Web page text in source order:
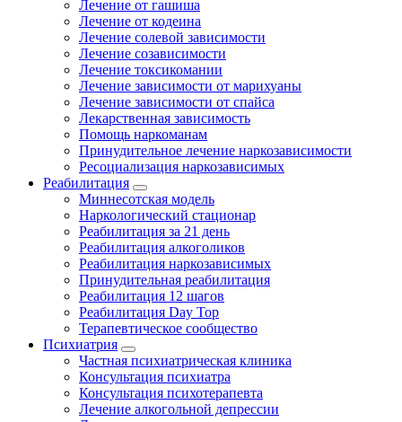
Лечение от гашиша
Лечение от кодеина
Лечение солевой зависимости
Лечение созависимости
Лечение токсикомании
Лечение зависимости от марихуаны
Лечение зависимости от спайса
Лекарственная зависимость
Помощь наркоманам
Принудительное лечение наркозависимости
Ресоциализация наркозависимых
Реабилитация
Миннесотская модель
Наркологический стационар
Реабилитация за 21 день
Реабилитация алкоголиков
Реабилитация наркозависимых
Принудительная реабилитация
Реабилитация 12 шагов
Реабилитация Day Top
Терапевтическое сообщество
Психиатрия
Частная психиатрическая клиника
Консультация психиатра
Консультация психотерапевта
Лечение алкогольной депрессии